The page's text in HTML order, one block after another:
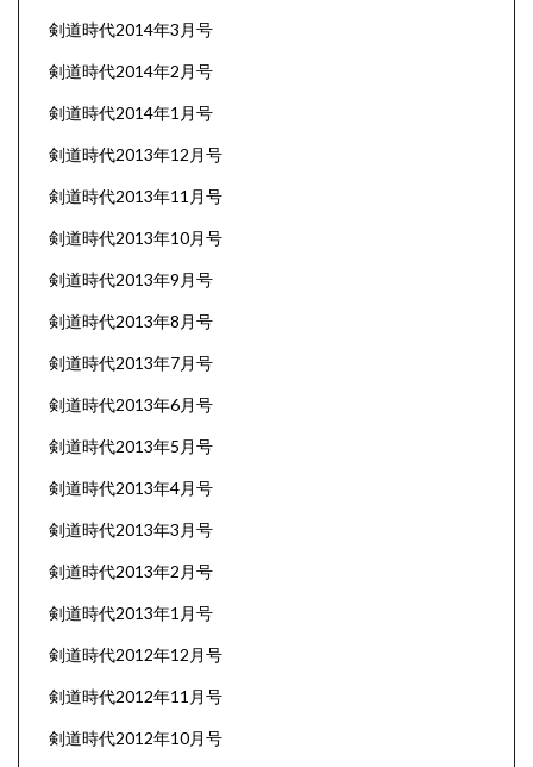
剣道時代2014年3月号
剣道時代2014年2月号
剣道時代2014年1月号
剣道時代2013年12月号
剣道時代2013年11月号
剣道時代2013年10月号
剣道時代2013年9月号
剣道時代2013年8月号
剣道時代2013年7月号
剣道時代2013年6月号
剣道時代2013年5月号
剣道時代2013年4月号
剣道時代2013年3月号
剣道時代2013年2月号
剣道時代2013年1月号
剣道時代2012年12月号
剣道時代2012年11月号
剣道時代2012年10月号